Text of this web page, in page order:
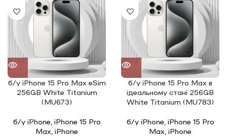
б/у iPhone 15 Pro Max eSim
256GB White Titanium
(MU673)
б/у iPhone, iPhone 15 Pro
Max iPhone
б/у iPhone 15 Pro Max в
ідеальному стані 256GB
White Titanium (MU783)
б/у iPhone, iPhone 15 Pro
Max iPhone